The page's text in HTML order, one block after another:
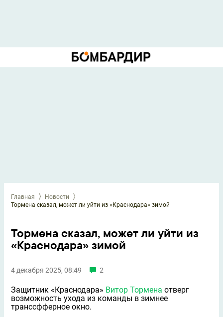
Главная
Новости
Тормена сказал, может ли уйти из «Краснодара» зимой
Тормена сказал, может ли уйти из
«Краснодара» зимой
4 декабря 2025, 08:49 2
Защитник «Краснодара» Витор Тормена отверг
возможность ухода из команды в зимнее
транссфферное окно.